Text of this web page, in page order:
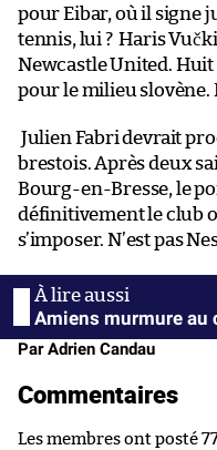
pour Eibar, où il signe
tennis, lui ? Haris
Newcastle United. Huit
pour le milieu slovène.
Julien Fabri devrait
brestois. Après deux
Bourg-en-Bresse, le
définitivement le club
s’imposer. N’est pas
Amiens murmure au
Par Adrien Candau
Commentaires
Les membres ont posté